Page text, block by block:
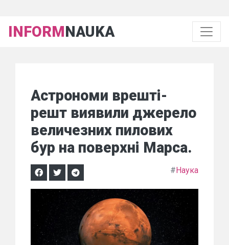
INFORMNAUKA
Астрономи врешті-
решт виявили джерело
величезних пилових
бур на поверхні Марса.
#Наука